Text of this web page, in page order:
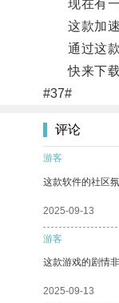
现在有一
这款加速
通过这款
快来下载
#37#
评论
游客
这款软件的社区
2025-09-13
游客
这款游戏的剧情
2025-09-13